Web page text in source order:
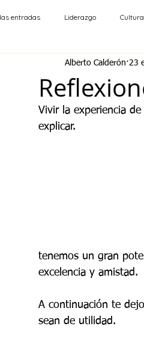
entradas Liderazgo
Alberto Calderón 23
Vivir la experiencia
explicar.
tenemos un gran
excelencia y amistad.
A continuación te
sean de utilidad.